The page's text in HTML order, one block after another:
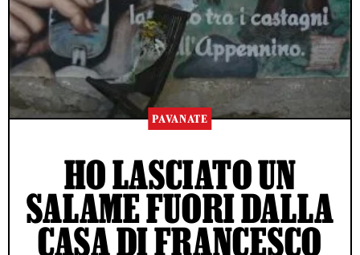
PAVANATE
HO LASCIATO UN
SALAME FUORI DALLA
CASA DI FRANCESCO